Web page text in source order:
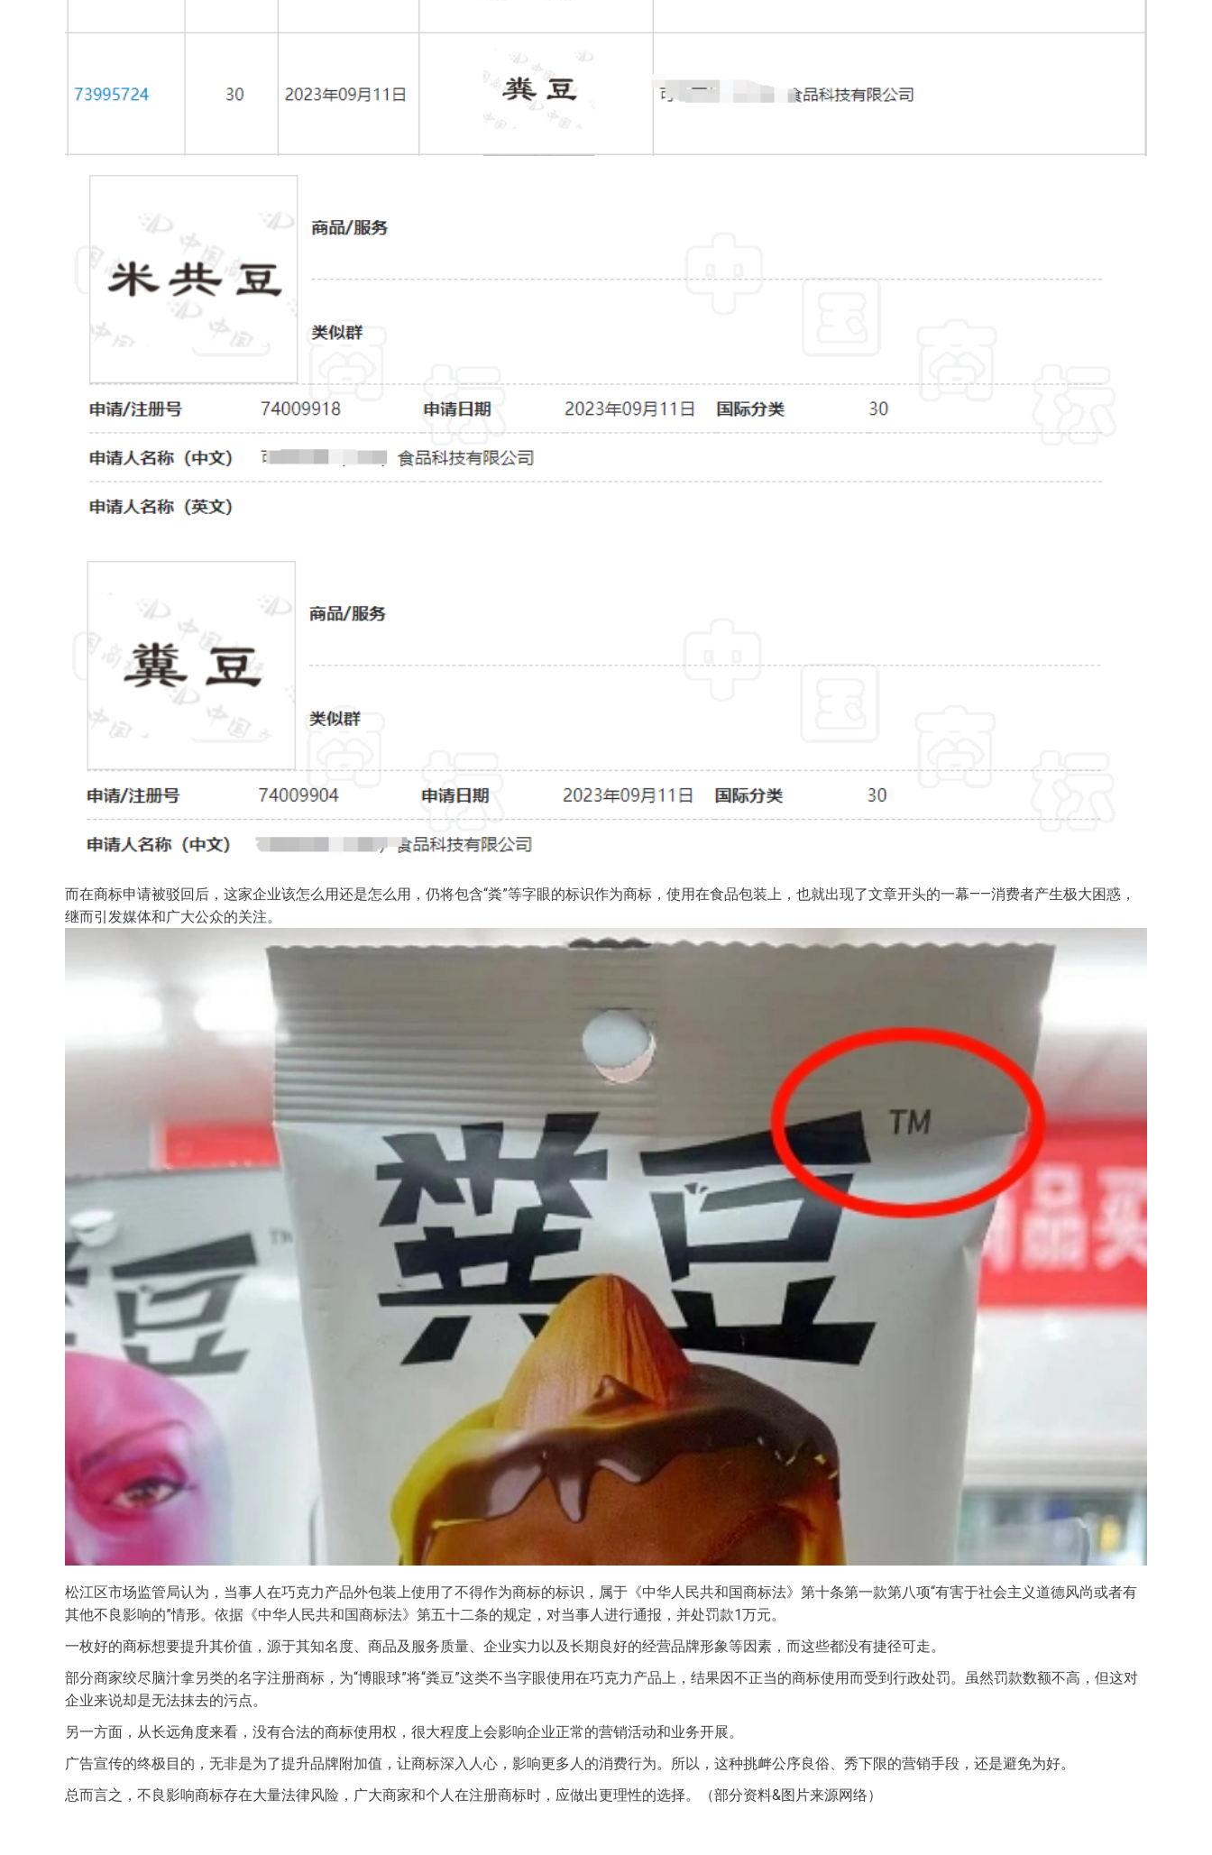
而在商标申请被驳回后，这家企业该怎么用还是怎么用，仍将包含“粪”等字眼的标识作为商标，使用在食品包装上，也就出现了文章开头的一幕——消费者产生极大困惑，
继而引发媒体和广大公众的关注。
松江区市场监管局认为，当事人在巧克力产品外包装上使用了不得作为商标的标识，属于《中华人民共和国商标法》第十条第一款第八项“有害于社会主义道德风尚或者有
其他不良影响的”情形。依据《中华人民共和国商标法》第五十二条的规定，对当事人进行通报，并处罚款1万元。
一枚好的商标想要提升其价值，源于其知名度、商品及服务质量、企业实力以及长期良好的经营品牌形象等因素，而这些都没有捷径可走。
部分商家绞尽脑汁拿另类的名字注册商标，为“博眼球”将“粪豆”这类不当字眼使用在巧克力产品上，结果因不正当的商标使用而受到行政处罚。虽然罚款数额不高，但这对
企业来说却是无法抹去的污点。
另一方面，从长远角度来看，没有合法的商标使用权，很大程度上会影响企业正常的营销活动和业务开展。
广告宣传的终极目的，无非是为了提升品牌附加值，让商标深入人心，影响更多人的消费行为。所以，这种挑衅公序良俗、秀下限的营销手段，还是避免为好。
总而言之，不良影响商标存在大量法律风险，广大商家和个人在注册商标时，应做出更理性的选择。（部分资料&图片来源网络）